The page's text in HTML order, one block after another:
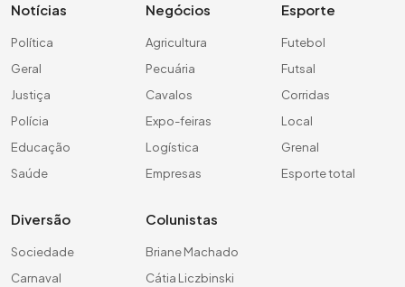
Notícias
Política
Geral
Justiça
Polícia
Educação
Saúde
Negócios
Agricultura
Pecuária
Cavalos
Expo-feiras
Logística
Empresas
Esporte
Futebol
Futsal
Corridas
Local
Grenal
Esporte total
Diversão
Sociedade
Carnaval
Colunistas
Briane Machado
Cátia Liczbinski